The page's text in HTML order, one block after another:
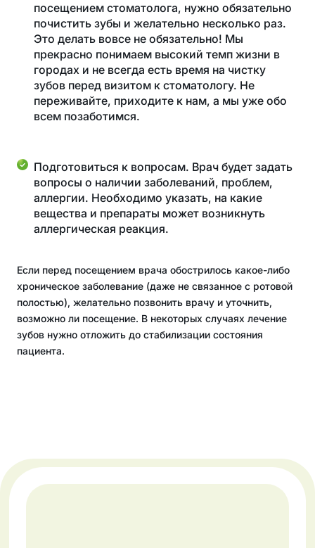
посещением стоматолога, нужно обязательно
почистить зубы и желательно несколько раз.
Это делать вовсе не обязательно! Мы
прекрасно понимаем высокий темп жизни в
городах и не всегда есть время на чистку
зубов перед визитом к стоматологу. Не
переживайте, приходите к нам, а мы уже обо
всем позаботимся.
Подготовиться к вопросам. Врач будет задать
вопросы о наличии заболеваний, проблем,
аллергии. Необходимо указать, на какие
вещества и препараты может возникнуть
аллергическая реакция.
Если перед посещением врача обострилось какое-либо
хроническое заболевание (даже не связанное с ротовой
полостью), желательно позвонить врачу и уточнить,
возможно ли посещение. В некоторых случаях лечение
зубов нужно отложить до стабилизации состояния
пациента.